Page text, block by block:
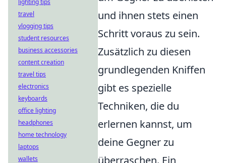
und ihnen stets einen
Schritt voraus zu sein.
Zusätzlich zu diesen
grundlegenden Kniffen
gibt es spezielle
Techniken, die du
erlernen kannst, um
deine Gegner zu
überraschen. Ein
lighting tips
travel
vlogging tips
student resources
business accessories
content creation
travel tips
electronics
keyboards
office lighting
headphones
home technology
laptops
wallets